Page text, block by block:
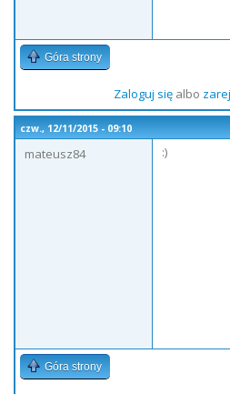
Góra strony
Zaloguj sięalbo
czw., 12/11/2015 - 09:10
mateusz84
:)
Góra strony